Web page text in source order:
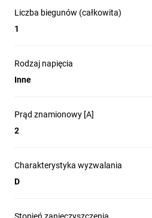
Liczba biegunów (całkowita)
1
Rodzaj napięcia
Inne
Prąd znamionowy [A]
2
Charakterystyka wyzwalania
D